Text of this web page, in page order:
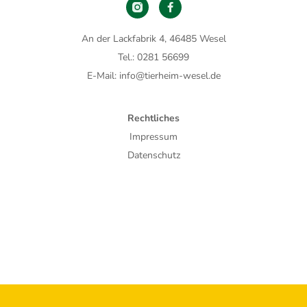
An der Lackfabrik 4, 46485 Wesel
Tel.: 0281 56699
E-Mail: info@tierheim-wesel.de
Rechtliches
Impressum
Datenschutz